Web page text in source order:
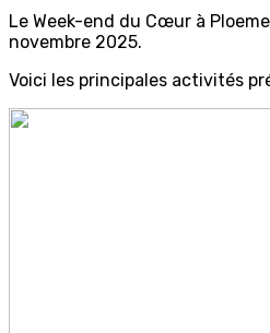
Le Week-end du Cœur à
novembre 2025.
Voici les principales activités